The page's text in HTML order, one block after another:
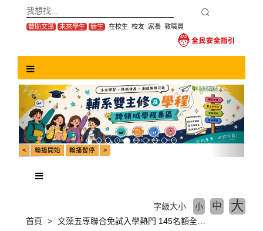
贊助文藻 未來學生 新生 在校生 校友 家長 教職員
Previous Next
首頁 文藻五專聯合免試入學熱門 145名額全招滿
字級大小 小 中 大